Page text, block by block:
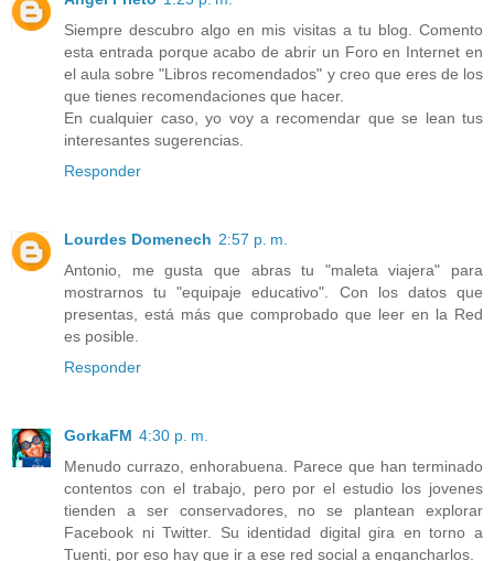
Siempre descubro algo en mis visitas a tu blog. Comento
esta entrada porque acabo de abrir un Foro en Internet en
el aula sobre "Libros recomendados" y creo que eres de los
que tienes recomendaciones que hacer.
En cualquier caso, yo voy a recomendar que se lean tus
interesantes sugerencias.
Responder
Lourdes Domenech 2:57 p. m.
Antonio, me gusta que abras tu "maleta viajera" para
mostrarnos tu "equipaje educativo". Con los datos que
presentas, está más que comprobado que leer en la Red
es posible.
Responder
GorkaFM 4:30 p. m.
Menudo currazo, enhorabuena. Parece que han terminado
contentos con el trabajo, pero por el estudio los jovenes
tienden a ser conservadores, no se plantean explorar
Facebook ni Twitter. Su identidad digital gira en torno a
Tuenti, por eso hay que ir a ese red social a engancharlos.